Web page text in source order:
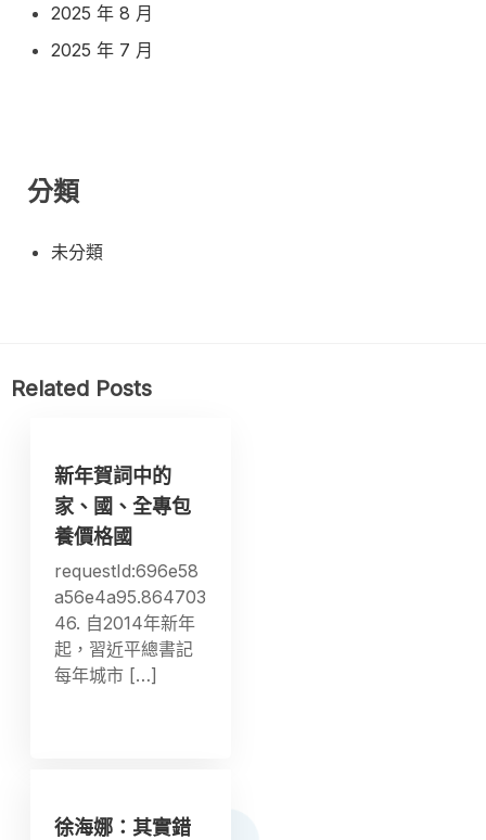
2025 年 8 月
2025 年 7 月
分類
未分類
Related Posts
新年賀詞中的
家、國、全專包
養價格國
requestId:696e58
a56e4a95.864703
46. 自2014年新年
起，習近平總書記
每年城市 […]
徐海娜：其實錯